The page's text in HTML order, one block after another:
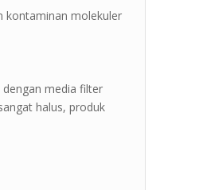
kontaminan molekuler
media filter
halus, produk